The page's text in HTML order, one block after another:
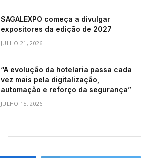
SAGALEXPO começa a divulgar
expositores da edição de 2027
JULHO 21, 2026
“A evolução da hotelaria passa cada
vez mais pela digitalização,
automação e reforço da segurança”
JULHO 15, 2026